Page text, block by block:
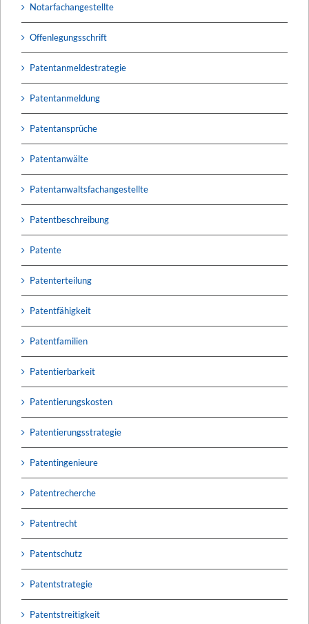
Notarfachangestellte
Offenlegungsschrift
Patentanmeldestrategie
Patentanmeldung
Patentansprüche
Patentanwälte
Patentanwaltsfachangestellte
Patentbeschreibung
Patente
Patenterteilung
Patentfähigkeit
Patentfamilien
Patentierbarkeit
Patentierungskosten
Patentierungsstrategie
Patentingenieure
Patentrecherche
Patentrecht
Patentschutz
Patentstrategie
Patentstreitigkeit